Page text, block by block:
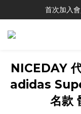
首次加入
NICEDAY
adidas
名款